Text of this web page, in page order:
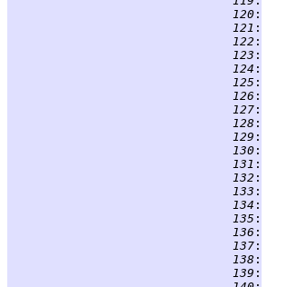
120 :
121 :
122 :
123 :
124 :
125 :
126 :
127 :
128 :
129 :
130 :
131 :
132 :
133 :
134 :
135 :
136 :
137 :
138 :
139 :